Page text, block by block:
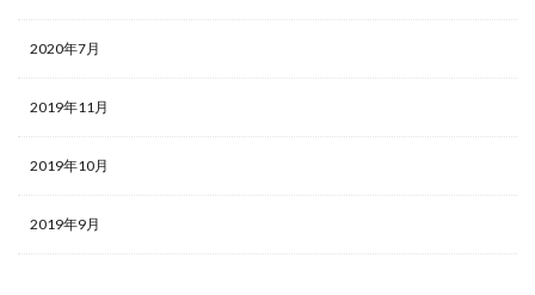
2020年7月
2019年11月
2019年10月
2019年9月